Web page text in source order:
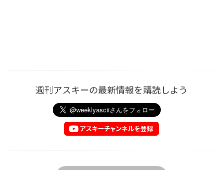
週刊アスキーの最新情報を購読しよう